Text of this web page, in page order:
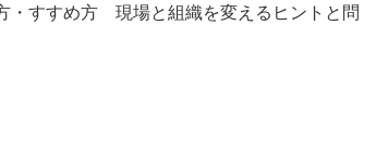
・すすめ方 現場と組織を変えるヒントと問